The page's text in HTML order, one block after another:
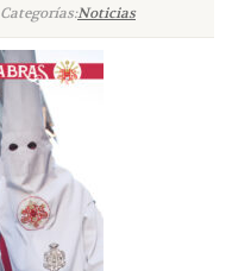
Categorías:Noticias